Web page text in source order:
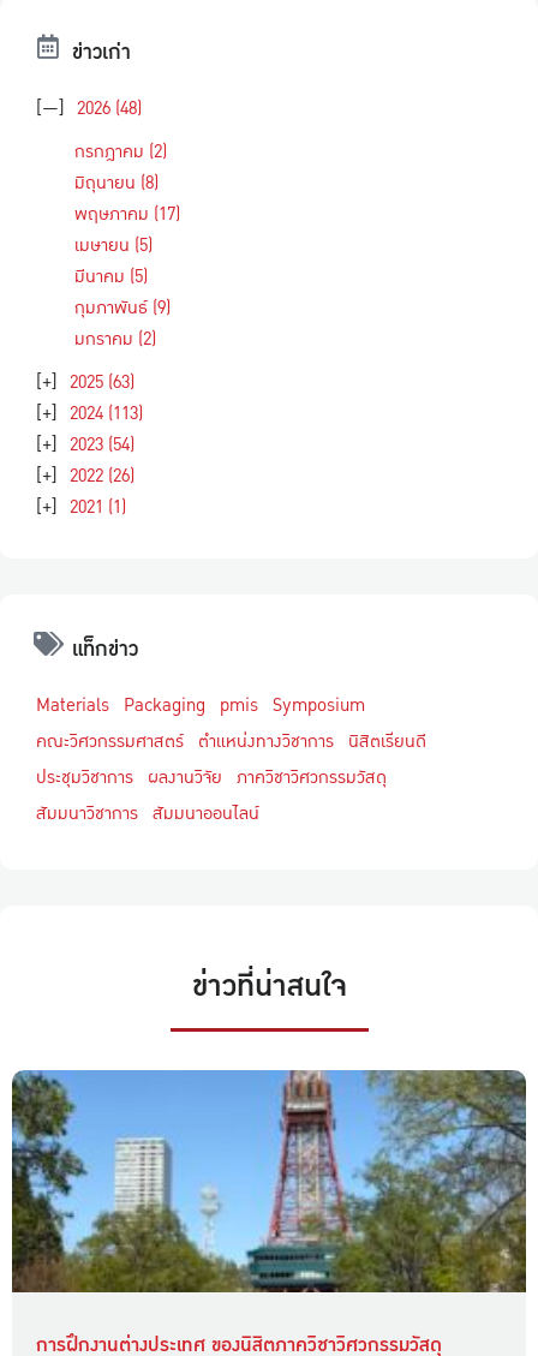
ข่าวเก่า
[—] 2026 (48)
กรกฎาคม (2)
มิถุนายน (8)
พฤษภาคม (17)
เมษายน (5)
มีนาคม (5)
กุมภาพันธ์ (9)
มกราคม (2)
[+] 2025 (63)
[+] 2024 (113)
[+] 2023 (54)
[+] 2022 (26)
[+] 2021 (1)
แท็กข่าว
Materials Packaging pmis Symposium
คณะวิศวกรรมศาสตร์ ตำแหน่งทางวิชาการ นิสิตเรียนดี
ประชุมวิชาการ ผลงานวิจัย ภาควิชาวิศวกรรมวัสดุ
สัมมนาวิชาการ สัมมนาออนไลน์
ข่าวที่น่าสนใจ
การฝึกงานต่างประเทศ ของนิสิตภาควิชาวิศวกรรมวัสดุ